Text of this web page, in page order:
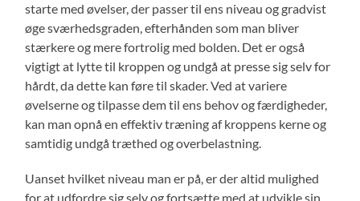
starte med øvelser, der passer til ens niveau og gradvist
øge sværhedsgraden, efterhånden som man bliver
stærkere og mere fortrolig med bolden. Det er også
vigtigt at lytte til kroppen og undgå at presse sig selv for
hårdt, da dette kan føre til skader. Ved at variere
øvelserne og tilpasse dem til ens behov og færdigheder,
kan man opnå en effektiv træning af kroppens kerne og
samtidig undgå træthed og overbelastning.
Uanset hvilket niveau man er på, er der altid mulighed
for at udfordre sig selv og fortsætte med at udvikle sin